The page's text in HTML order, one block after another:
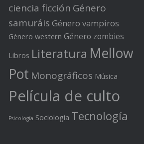
ciencia ficción Género
samuráis Género vampiros
Género western Género zombies
Libros Literatura Mellow
Pot Monográficos Música
Película de culto
Psicología Sociología Tecnología